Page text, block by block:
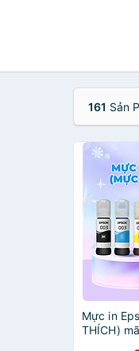
161 Sản
Mực in
THÍCH)